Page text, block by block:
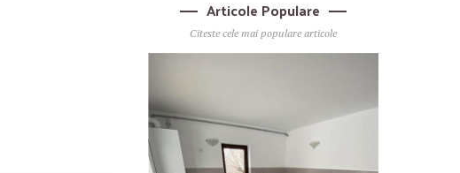
Articole Populare
Citeste cele mai populare articole